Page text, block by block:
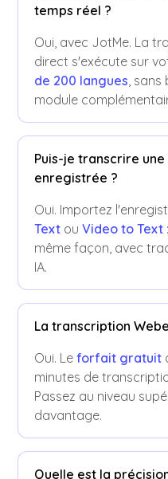
temps réel ?
Oui, avec JotMe. La
direct s'exécute sur
de 200 langues ,
module
Puis-je transcrire
enregistrée ?
Oui. Importez
Text ouVideo to Text
même façon, avec
IA.
La transcription
Oui. Leforfait gratuit
minutes de
Passez au niveau
davantage.
Quelle est la